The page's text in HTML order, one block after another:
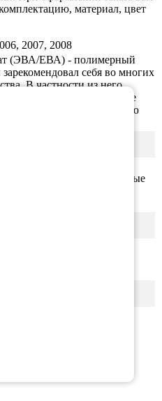
материал, цвет
2007, 2008
(ЭВА/ЕВА) - полимерный
себя во многих
В частности из него
маты, гимнастические
для обуви, шлёпки и прочую
(напоминающие пчелиные